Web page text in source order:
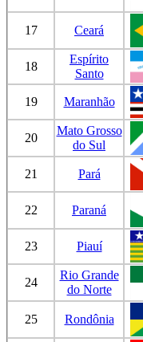
17 Ceará
18
Espírito
Santo
19 Maranhão
20
Mato Grosso
do Sul
21 Pará
22 Paraná
23 Piauí
24
Rio Grande
do Norte
25 Rondônia